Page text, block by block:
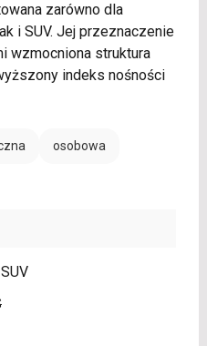
zarówno dla
i SUV. Jej przeznaczenie
wzmocniona struktura
indeks nośności
osobowa